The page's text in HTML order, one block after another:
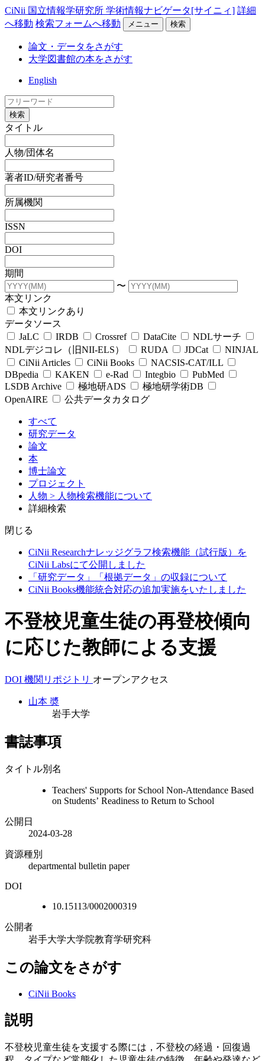
CiNii 国立情報学研究所 学術情報ナビゲータ[サイニィ] 詳細
へ移動 検索フォームへ移動 メニュー 検索
論文・データをさがす
大学図書館の本をさがす
English
検索
タイトル
人物/団体名
著者ID/研究者番号
所属機関
ISSN
DOI
期間
〜
本文リンク
本文リンクあり
データソース
JaLC
IRDB Crossref DataCite
NDLサーチ
NDLデジコレ（旧NII-ELS）
RUDA JDCat
NINJAL
CiNii Articles
CiNii Books
NACSIS-CAT/ILL
DBpedia
KAKEN e-Rad Integbio
PubMed
LSDB Archive
極地研ADS
極地研学術DB
OpenAIRE
公共データカタログ
すべて
研究データ
論文
本
博士論文
プロジェクト
人物 > 人物検索機能について
詳細検索
閉じる
CiNii Researchナレッジグラフ検索機能（試行版）を
CiNii Labsにて公開しました
「研究データ」「根拠データ」の収録について
CiNii Books機能統合対応の追加実施をいたしました
不登校児童生徒の再登校傾向
に応じた教師による支援
DOI 機関リポジトリ オープンアクセス
山本 奬
岩手大学
書誌事項
タイトル別名
Teachers' Supports for School Non-Attendance Based
on Studentsʼ Readiness to Return to School
公開日
2024-03-28
資源種別
departmental bulletin paper
DOI
10.15113/0002000319
公開者
岩手大学大学院教育学研究科
この論文をさがす
CiNii Books
説明
不登校児童生徒を支援する際には，不登校の経過・回復過